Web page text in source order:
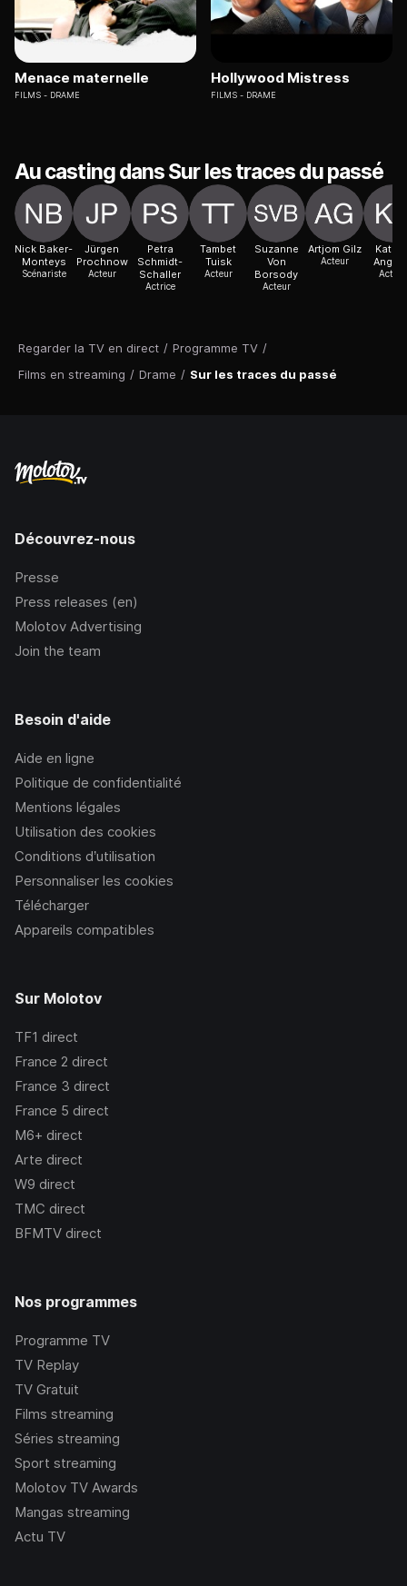
Regarder la TV en direct / Programme TV /
Films en streaming / Drame / Sur les traces du passé
Menace maternelle
FILMS DRAME
Hollywood Mistress
FILMS DRAME
Au casting dans Sur les traces du passé
Nick Baker-
Monteys
Scénariste
Jürgen
Prochnow
Acteur
Petra
Schmidt-
Schaller
Actrice
Tambet
Tuisk
Acteur
Suzanne
Von
Borsody
Acteur
Artjom Gilz
Acteur
Acteur
Découvrez-nous
Presse
Press releases (en)
Molotov Advertising
Join the team
Besoin d'aide
Aide en ligne
Politique de confidentialité
Mentions légales
Utilisation des cookies
Conditions d’utilisation
Personnaliser les cookies
Télécharger
Appareils compatibles
Sur Molotov
TF1 direct
France 2 direct
France 3 direct
France 5 direct
M6+ direct
Arte direct
W9 direct
TMC direct
BFMTV direct
Nos programmes
Programme TV
TV Replay
TV Gratuit
Films streaming
Séries streaming
Sport streaming
Molotov TV Awards
Mangas streaming
Actu TV